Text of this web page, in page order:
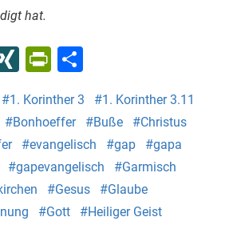
hat.
XINGPrintFriendly
1. Korinther 3
1. Korinther 3.11
Bonhoeffer Buße
Christus
evangelisch gap
gapa
gapevangelisch
Garmisch
Gesus
Glaube
Gott
Heiliger Geist